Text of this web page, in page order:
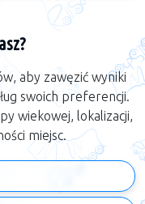
aby zawęzić wyniki
swoich preferencji.
wiekowej, lokalizacji,
miejsc.